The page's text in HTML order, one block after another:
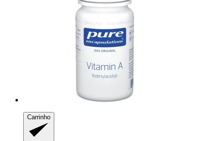
Carrinho